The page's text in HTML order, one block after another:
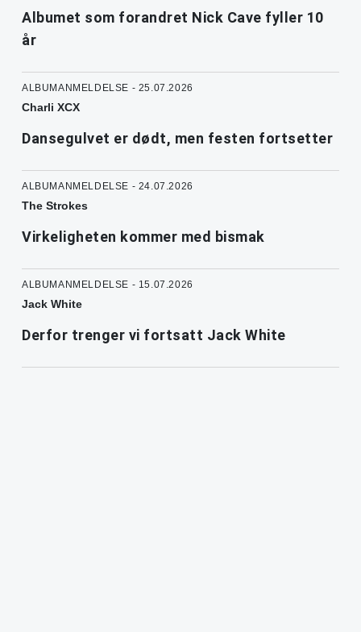
Albumet som forandret Nick Cave fyller 10
år
ALBUMANMELDELSE - 25.07.2026
Charli XCX
Dansegulvet er dødt, men festen fortsetter
ALBUMANMELDELSE - 24.07.2026
The Strokes
Virkeligheten kommer med bismak
ALBUMANMELDELSE - 15.07.2026
Jack White
Derfor trenger vi fortsatt Jack White